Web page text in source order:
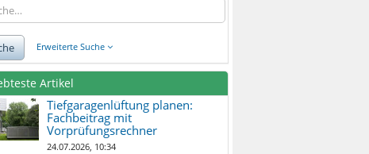
Erweiterte Suche
Artikel
Tiefgaragenlüftung planen:
Fachbeitrag mit
Vorprüfungsrechner
24.07.2026, 10:34